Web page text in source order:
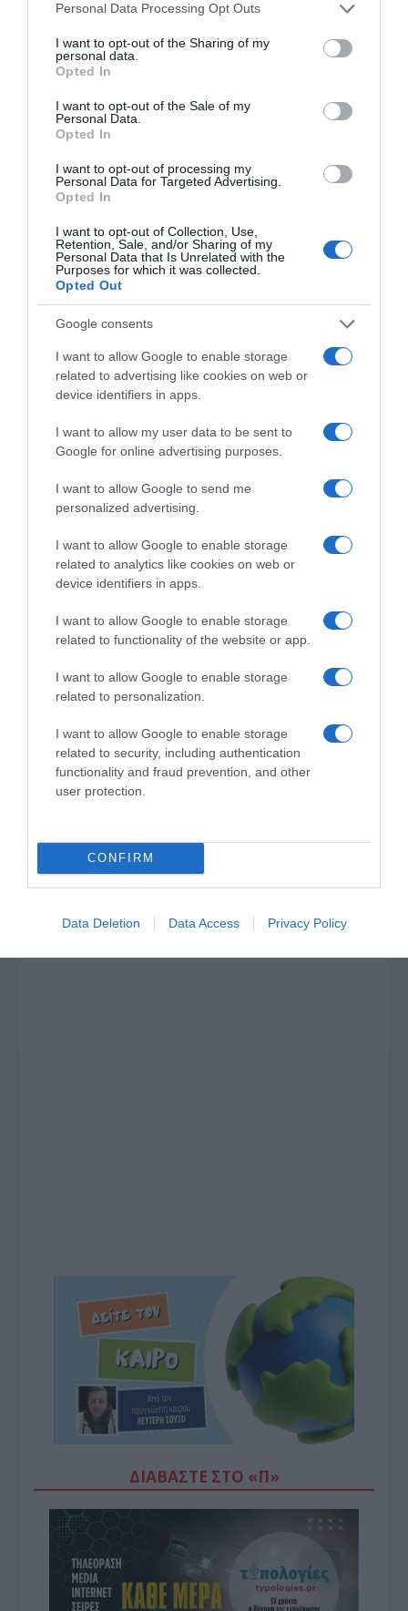
Please note that this website/app uses one or more Google
not limited to your visit or usage behaviour. You may click to
grant or deny consent to Google and its third-party tags to
use your data for below specified purposes in below Google
consent section.
Personal Data Processing Opt Outs
I want to opt-out of the Sharing of my
personal data.
Opted In
I want to opt-out of the Sale of my
Personal Data.
Opted In
I want to opt-out of processing my
Personal Data for Targeted Advertising.
Opted In
I want to opt-out of Collection, Use,
Retention, Sale, and/or Sharing of my
Personal Data that Is Unrelated with the
Purposes for which it was collected.
Opted Out
Google consents
I want to allow Google to enable storage
related to advertising like cookies on web or
device identifiers in apps.
I want to allow my user data to be sent to
Google for online advertising purposes.
I want to allow Google to send me
personalized advertising.
I want to allow Google to enable storage
related to analytics like cookies on web or
device identifiers in apps.
I want to allow Google to enable storage
related to functionality of the website or app.
I want to allow Google to enable storage
related to personalization.
I want to allow Google to enable storage
related to security, including authentication
functionality and fraud prevention, and other
user protection.
CONFIRM
Data Deletion Data Access Privacy Policy
ΔΙΑΒΑΣΤΕ ΚΑΙ ΤΑ ΠΑΡΑΚΑΤΩ
Ο καιρός των επομένων ημερών: Κανονικός
Αύγουστος με δυνατούς βοριάδες και σταδιακή
Ορθόδοξοι υπάρχουν και στα Βαλκάνια, κύριοι του
Το σχέδιο του Ισραήλ για τους Κούρδους
Το φαρμακείο των διακοπών: Ο πλήρης οδηγός για
ασφαλείς εξορμήσεις και τα απαραίτητα Πρώτων
Βοηθειών
Προβληματισμός για την εξωτερική πολιτική
ΤΟ ΠΑΡΟΝ: Ρυθμιστής ο Αντώνης Σαμαράς – Απειλή
για ΝΔ
ΤΟ ΒΙΒΛΙΟ ΣΤΟ “Π”
ΔΙΑΒΆΣΤΕ ΣΤΟ «Π»